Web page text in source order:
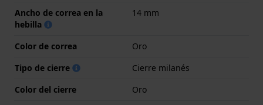
Ancho de correa en la
hebilla
14 mm
Color de correa
Oro
Tipo de cierre
Cierre milanés
Color del cierre
Oro